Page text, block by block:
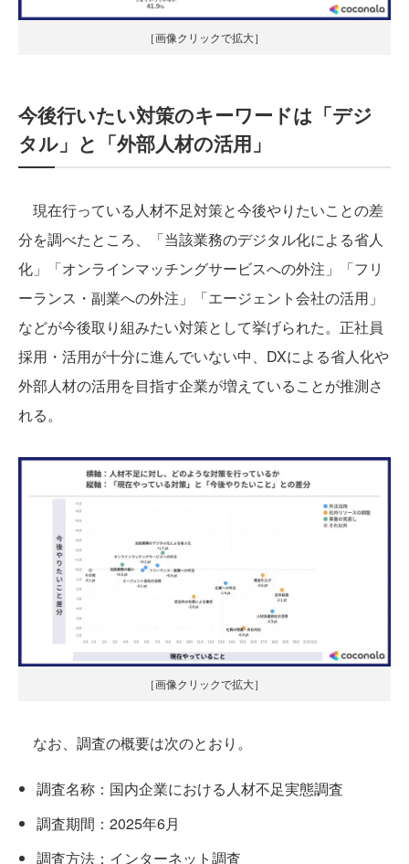
［画像クリックで拡大］
今後行いたい対策のキーワードは「デジ
タル」と「外部人材の活用」
現在行っている人材不足対策と今後やりたいことの差
分を調べたところ、「当該業務のデジタル化による省人
化」「オンラインマッチングサービスへの外注」「フリ
ーランス・副業への外注」「エージェント会社の活用」
などが今後取り組みたい対策として挙げられた。正社員
採用・活用が十分に進んでいない中、DXによる省人化や
外部人材の活用を目指す企業が増えていることが推測さ
れる。
［画像クリックで拡大］
なお、調査の概要は次のとおり。
調査名称：国内企業における人材不足実態調査
調査期間：2025年6月
調査方法：インターネット調査